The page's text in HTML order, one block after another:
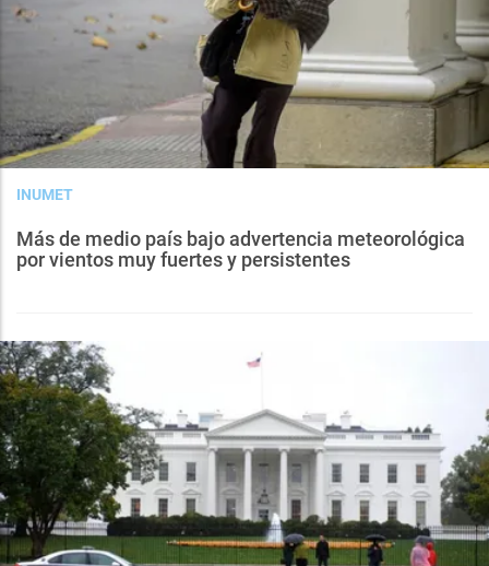
INUMET
Más de medio país bajo advertencia meteorológica
por vientos muy fuertes y persistentes